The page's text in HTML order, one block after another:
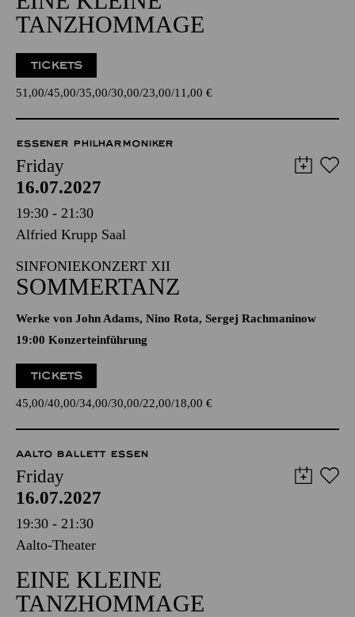
TANZHOMMAGE
TICKETS
51,00 45,00 35,00 30,00 23,00 11,00 €
ESSENER PHILHARMONIKER
Friday
16.07.2027
19:30 - 21:30
Alfried Krupp Saal
SINFONIEKONZERT XII
SOMMERTANZ
Werke von John Adams, Nino Rota, Sergej Rachmaninow
19:00 Konzerteinführung
TICKETS
45,00 40,00 34,00 30,00 22,00 18,00 €
AALTO BALLETT ESSEN
Friday
16.07.2027
19:30 - 21:30
Aalto-Theater
EINE KLEINE
TANZHOMMAGE